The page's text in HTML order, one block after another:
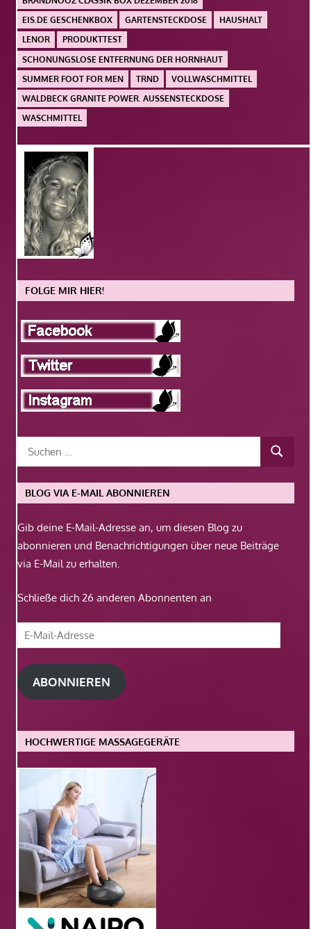
EIS.DE GESCHENKBOX
GARTENSTECKDOSE
HAUSHALT
LENOR
PRODUKTTEST
SCHONUNGSLOSE ENTFERNUNG DER HORNHAUT
SUMMER FOOT FOR MEN
TRND
VOLLWASCHMITTEL
WALDBECK GRANITE POWER. AUSSENSTECKDOSE
WASCHMITTEL
FOLGE MIR HIER!
BLOG VIA E-MAIL ABONNIEREN
Gib deine E-Mail-Adresse an, um diesen Blog zu
abonnieren und Benachrichtigungen über neue Beiträge
via E-Mail zu erhalten.
Schließe dich 26 anderen Abonnenten an
E-
Mail-
Adresse
ABONNIEREN
HOCHWERTIGE MASSAGEGERÄTE